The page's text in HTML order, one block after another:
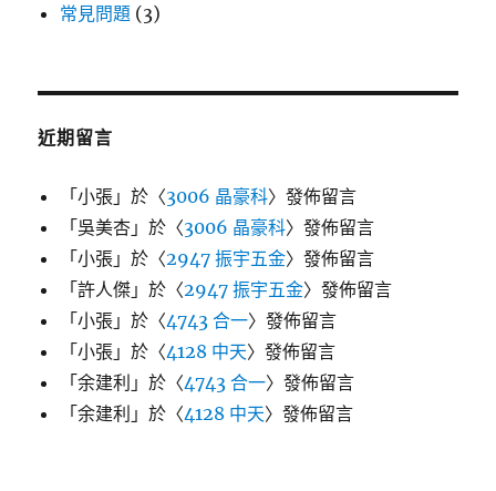
常見問題 (3)
近期留言
「小張 」於〈3006 晶豪科〉發佈留言
「吳美杏 」於〈3006 晶豪科〉發佈留言
「小張 」於〈2947 振宇五金〉發佈留言
「許人傑 」於〈2947 振宇五金〉發佈留言
「小張 」於〈4743 合一〉發佈留言
「小張 」於〈4128 中天〉發佈留言
「余建利 」於〈4743 合一〉發佈留言
「余建利 」於〈4128 中天〉發佈留言